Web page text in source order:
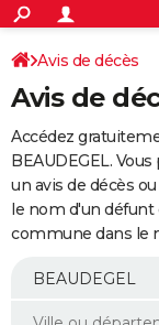
ACTUALITÉS
Politique
Société
Faits Divers
Education
Monde
Villes
+
SPORT
Coupe du monde
Football
Tennis
Cyclisme
Rugby
Forum
Programme TV
TNT
Streaming
Cinéma
Sorties cinéma
Musique
+
FINANCE
Impôts
Immobilier
Risques naturels par
Banque
Assurance
Crédit
AUTO
Essais
Réserver un essai
Citadines
Berlines
SUV
Forum auto
+
Mobiles
Meilleur smartphone
Internet
Ordinateurs
Jeux vidéo
Guide high-tech
Avis de décès
Avis de
Accédez
BEAUDEGEL.
un avis de décès
le nom d'un défunt
commune dans le